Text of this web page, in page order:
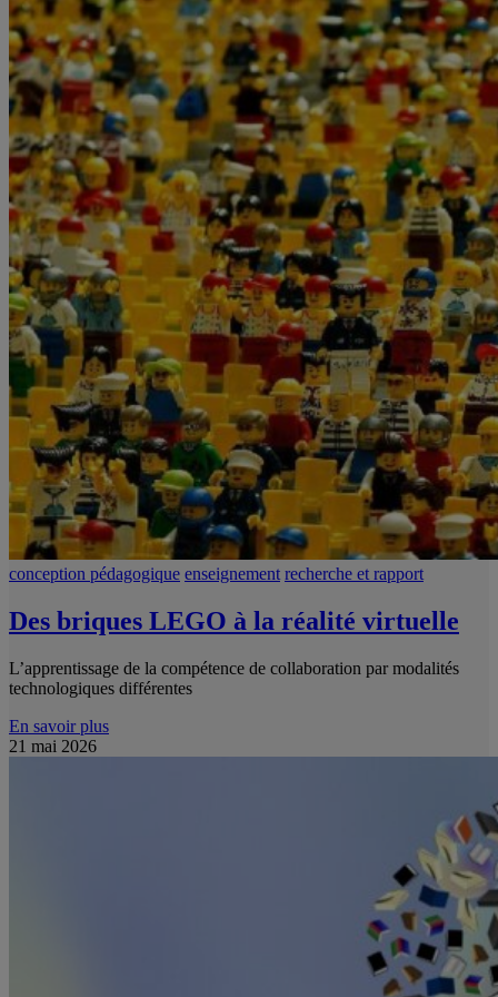
conception pédagogique enseignement recherche et rapport
Des briques LEGO à la réalité virtuelle
L’apprentissage de la compétence de collaboration par modalités
technologiques différentes
En savoir plus
21 mai 2026